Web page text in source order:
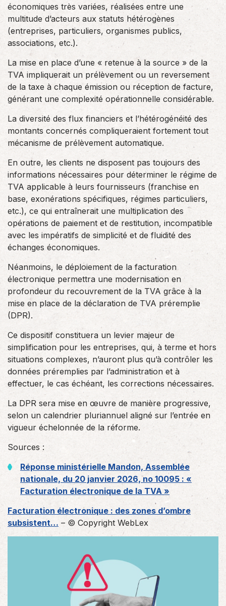
économiques très variées, réalisées entre une
multitude d’acteurs aux statuts hétérogènes
(entreprises, particuliers, organismes publics,
associations, etc.).
La mise en place d’une « retenue à la source » de la
TVA impliquerait un prélèvement ou un reversement
de la taxe à chaque émission ou réception de facture,
générant une complexité opérationnelle considérable.
La diversité des flux financiers et l’hétérogénéité des
montants concernés compliqueraient fortement tout
mécanisme de prélèvement automatique.
En outre, les clients ne disposent pas toujours des
informations nécessaires pour déterminer le régime de
TVA applicable à leurs fournisseurs (franchise en
base, exonérations spécifiques, régimes particuliers,
etc.), ce qui entraînerait une multiplication des
opérations de paiement et de restitution, incompatible
avec les impératifs de simplicité et de fluidité des
échanges économiques.
Néanmoins, le déploiement de la facturation
électronique permettra une modernisation en
profondeur du recouvrement de la TVA grâce à la
mise en place de la déclaration de TVA préremplie
(DPR).
Ce dispositif constituera un levier majeur de
simplification pour les entreprises, qui, à terme et hors
situations complexes, n’auront plus qu’à contrôler les
données préremplies par l’administration et à
effectuer, le cas échéant, les corrections nécessaires.
La DPR sera mise en œuvre de manière progressive,
selon un calendrier pluriannuel aligné sur l’entrée en
vigueur échelonnée de la réforme.
Sources :
Réponse ministérielle Mandon, Assemblée
nationale, du 20 janvier 2026, no 10095 : «
Facturation électronique de la TVA »
Facturation électronique : des zones d’ombre
subsistent… – © Copyright WebLex